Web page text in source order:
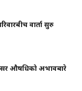
वार्ता सुरु
औषधिको अभावबारे